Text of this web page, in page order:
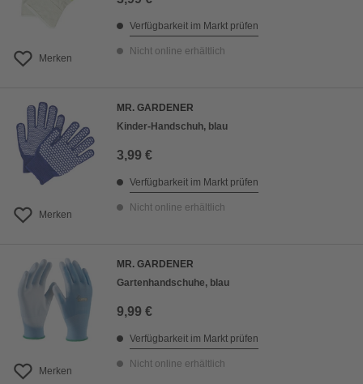
Merken
Verfügbarkeit im Markt prüfen
Nicht online erhältlich
Merken
MR. GARDENER
Kinder-Handschuh, blau
3,99 €
Verfügbarkeit im Markt prüfen
Nicht online erhältlich
Merken
MR. GARDENER
Gartenhandschuhe, blau
9,99 €
Verfügbarkeit im Markt prüfen
Nicht online erhältlich